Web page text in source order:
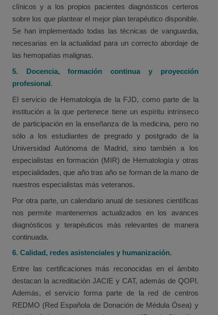
clínicos y a los propios pacientes diagnósticos certeros
sobre los que plantear el mejor plan terapéutico disponible.
Se han implementado todas las técnicas de vanguardia,
necesarias en la actualidad para un correcto abordaje de
las hemopatías malignas.
5. Docencia, formación continua y proyección
profesional.
El servicio de Hematología de la FJD, como parte de la
institución a la que pertenece tiene un espíritu intrínseco
de participación en la enseñanza de la medicina, pero no
sólo a los estudiantes de pregrado y postgrado de la
Universidad Autónoma de Madrid, sino también a los
especialistas en formación (MIR) de Hematología y otras
especialidades, que año tras año se forman de la mano de
nuestros especialistas más veteranos.
Por otra parte, un calendario anual de sesiones científicas
nos permite mantenernos actualizados en los avances
diagnósticos y terapéuticos más relevantes de manera
continuada.
6. Calidad, redes asistenciales y humanización.
Entre las certificaciones más reconocidas en el ámbito
destacan la acreditación JACIE y CAT, además de QOPI.
Además, el servicio forma parte de la red de centros
REDMO (Red Española de Donación de Médula Ósea) y